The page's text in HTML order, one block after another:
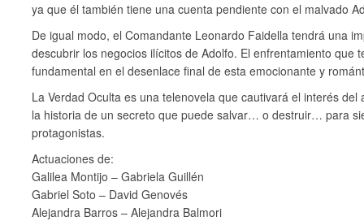
ya que él también tiene una cuenta pendiente con el malvado
De igual modo, el Comandante Leonardo Faidella tendrá una
descubrir los negocios ilícitos de Adolfo. El enfrentamiento que
fundamental en el desenlace final de esta emocionante y
La Verdad Oculta es una telenovela que cautivará el interés
la historia de un secreto que puede salvar… o destruir… para
protagonistas.
Actuaciones de:
Galilea Montijo – Gabriela Guillén
Gabriel Soto – David Genovés
Alejandra Barros – Alejandra Balmori